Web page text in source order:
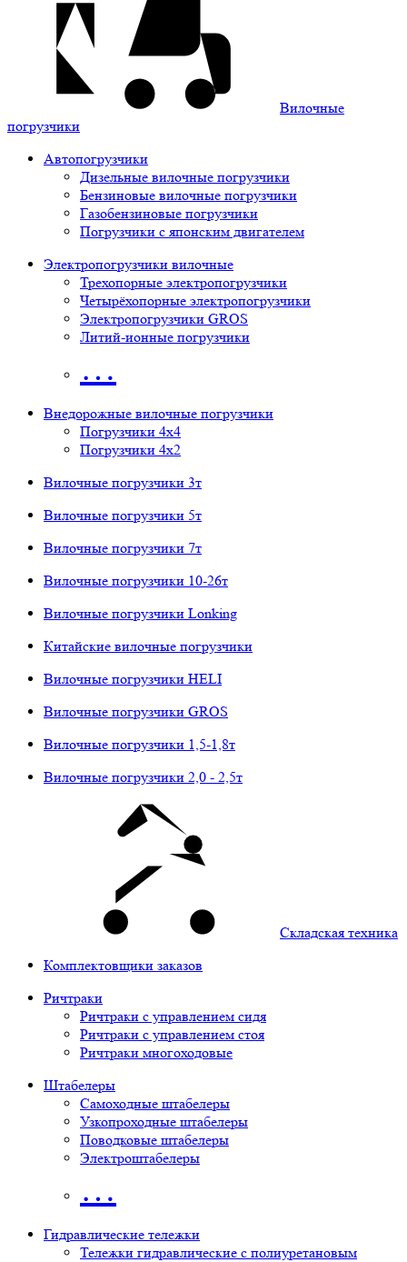
Вилочные
погрузчики
Автопогрузчики
Дизельные вилочные погрузчики
Бензиновые вилочные погрузчики
Газобензиновые погрузчики
Погрузчики с японским двигателем
Электропогрузчики вилочные
Трехопорные электропогрузчики
Четырёхопорные электропогрузчики
Электропогрузчики GROS
Литий-ионные погрузчики
…
Внедорожные вилочные погрузчики
Погрузчики 4х4
Погрузчики 4х2
Вилочные погрузчики 3т
Вилочные погрузчики 5т
Вилочные погрузчики 7т
Вилочные погрузчики 10-26т
Вилочные погрузчики Lonking
Китайские вилочные погрузчики
Вилочные погрузчики HELI
Вилочные погрузчики GROS
Вилочные погрузчики 1,5-1,8т
Вилочные погрузчики 2,0 - 2,5т
Складская техника
Комплектовщики заказов
Ричтраки
Ричтраки с управлением сидя
Ричтраки с управлением стоя
Ричтраки многоходовые
Штабелеры
Самоходные штабелеры
Узкопроходные штабелеры
Поводковые штабелеры
Электроштабелеры
…
Гидравлические тележки
Тележки гидравлические с полиуретановым